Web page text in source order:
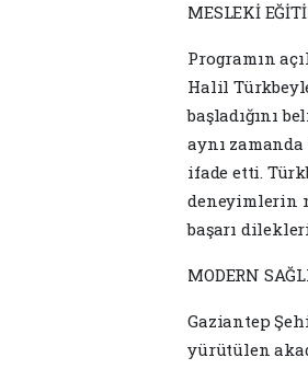
MESLEKİ
Programın
Halil
başladığını
aynı
ifade etti.
deneyimlerin
başarı
MODERN
Gaziantep
yürütülen